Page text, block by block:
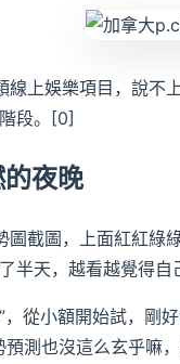
上娛樂項目，說不
段。[0]
的夜晚
圖截圖，上面紅紅綠
半天，越看越覺得
，從小額開始試，剛
測也沒這么玄乎嘛